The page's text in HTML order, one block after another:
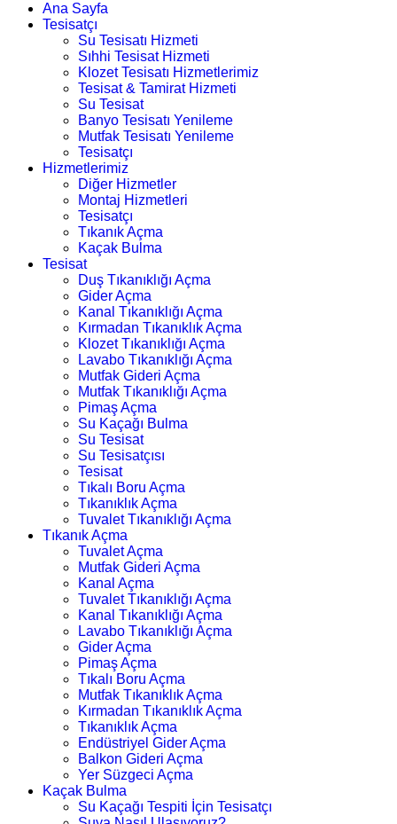
Ana Sayfa
Tesisatçı
Su Tesisatı Hizmeti
Sıhhi Tesisat Hizmeti
Klozet Tesisatı Hizmetlerimiz
Tesisat & Tamirat Hizmeti
Su Tesisat
Banyo Tesisatı Yenileme
Mutfak Tesisatı Yenileme
Tesisatçı
Hizmetlerimiz
Diğer Hizmetler
Montaj Hizmetleri
Tesisatçı
Tıkanık Açma
Kaçak Bulma
Tesisat
Duş Tıkanıklığı Açma
Gider Açma
Kanal Tıkanıklığı Açma
Kırmadan Tıkanıklık Açma
Klozet Tıkanıklığı Açma
Lavabo Tıkanıklığı Açma
Mutfak Gideri Açma
Mutfak Tıkanıklığı Açma
Pimaş Açma
Su Kaçağı Bulma
Su Tesisat
Su Tesisatçısı
Tesisat
Tıkalı Boru Açma
Tıkanıklık Açma
Tuvalet Tıkanıklığı Açma
Tıkanık Açma
Tuvalet Açma
Mutfak Gideri Açma
Kanal Açma
Tuvalet Tıkanıklığı Açma
Kanal Tıkanıklığı Açma
Lavabo Tıkanıklığı Açma
Gider Açma
Pimaş Açma
Tıkalı Boru Açma
Mutfak Tıkanıklık Açma
Kırmadan Tıkanıklık Açma
Tıkanıklık Açma
Endüstriyel Gider Açma
Balkon Gideri Açma
Yer Süzgeci Açma
Kaçak Bulma
Su Kaçağı Tespiti İçin Tesisatçı